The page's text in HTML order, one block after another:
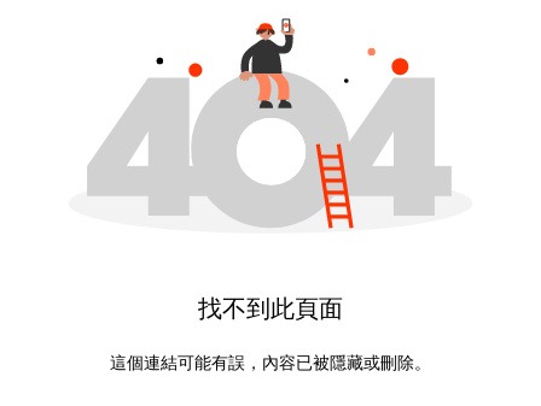
找不到此頁面
這個連結可能有誤，內容已被隱藏或刪除。